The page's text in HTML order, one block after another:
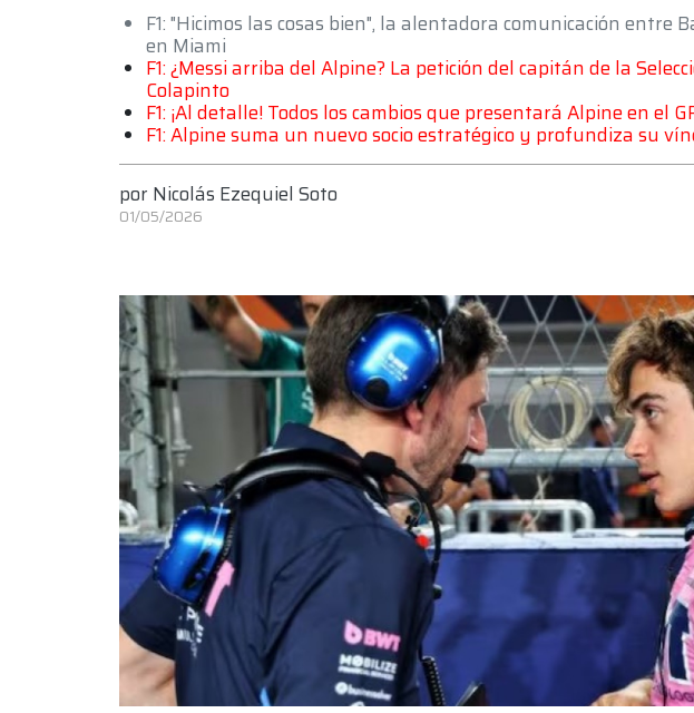
F1: "Hicimos las cosas bien", la alentadora comunicación entre
en Miami
F1: ¿Messi arriba del Alpine? La petición del capitán de la
Colapinto
F1: ¡Al detalle! Todos los cambios que presentará Alpine en el
F1: Alpine suma un nuevo socio estratégico y profundiza su
por Nicolás Ezequiel Soto
01/05/2026